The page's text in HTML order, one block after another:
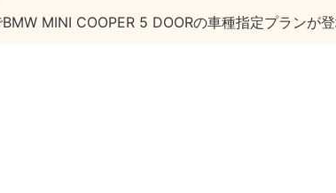
MINI COOPER 5 DOORの車種指定プランが